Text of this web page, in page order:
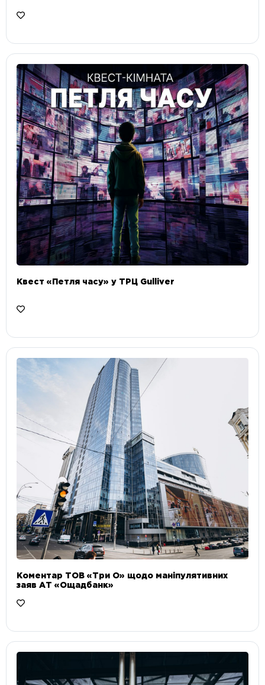
Квест «Петля часу» у ТРЦ Gulliver
Коментар ТОВ «Три О» щодо маніпулятивних
заяв АТ «Ощадбанк»